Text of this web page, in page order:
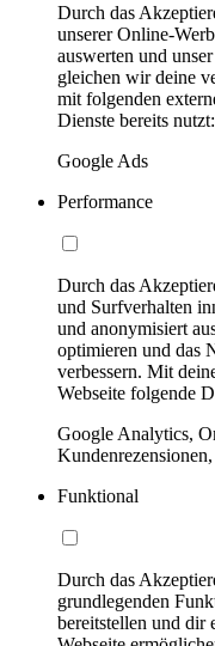
Durch das
unserer Online-
auswerten und
gleichen wir deine
mit folgenden
Dienste bereits nutzt:
Google Ads
Performance
Durch das
und Surfverhalten
und anonymisiert
optimieren und das
verbessern. Mit
Webseite folgende
Google Analytics,
Funktional
Durch das
grundlegenden
bereitstellen und dir